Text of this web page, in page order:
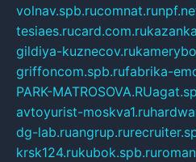
volnav.spb.rucomnat.ru
tesiaes.rucard.com.ru
gildiya-kuznecov.ru
griffoncom.spb.rufabrika-
PARK-MATROSOVA.RU
avtoyurist-moskva1.ru
dg-lab.ruangrup.ru
krsk124.rukubok.spb.ru